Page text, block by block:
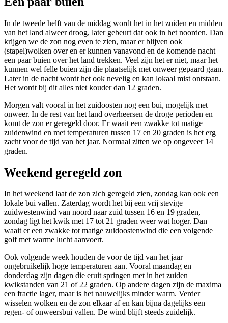
In de tweede helft van de middag wordt het in het zuiden en midden
van het land alweer droog, later gebeurt dat ook in het noorden. Dan
krijgen we de zon nog even te zien, maar er blijven ook
(stapel)wolken over en er kunnen vanavond en de komende nacht
een paar buien over het land trekken. Veel zijn het er niet, maar het
kunnen wel felle buien zijn die plaatselijk met onweer gepaard gaan.
Later in de nacht wordt het ook nevelig en kan lokaal mist ontstaan.
Het wordt bij dit alles niet kouder dan 12 graden.
Morgen valt vooral in het zuidoosten nog een bui, mogelijk met
onweer. In de rest van het land overheersen de droge perioden en
komt de zon er geregeld door. Er waait een zwakke tot matige
zuidenwind en met temperaturen tussen 17 en 20 graden is het erg
zacht voor de tijd van het jaar. Normaal zitten we op ongeveer 14
graden.
Weekend geregeld zon
In het weekend laat de zon zich geregeld zien, zondag kan ook een
lokale bui vallen. Zaterdag wordt het bij een vrij stevige
zuidwestenwind van noord naar zuid tussen 16 en 19 graden,
zondag ligt het kwik met 17 tot 21 graden weer wat hoger. Dan
waait er een zwakke tot matige zuidoostenwind die een volgende
golf met warme lucht aanvoert.
Ook volgende week houden de voor de tijd van het jaar
ongebruikelijk hoge temperaturen aan. Vooral maandag en
donderdag zijn dagen die eruit springen met in het zuiden
kwikstanden van 21 of 22 graden. Op andere dagen zijn de maxima
een fractie lager, maar is het nauwelijks minder warm. Verder
wisselen wolken en de zon elkaar af en kan bijna dagelijks een
regen- of onweersbui vallen. De wind blijft steeds zuidelijk.